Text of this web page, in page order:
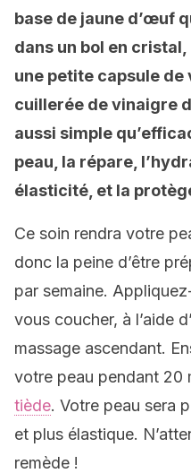
base de jaune d’œuf
dans un bol en
une petite capsule de
cuillerée de vinaigre
aussi simple
peau, la répare,
élasticité, et la
Ce soin rendra votre
donc la peine d’être
par semaine.
vous coucher, à l’aide
massage ascendant.
votre peau pendant 20
tiède. Votre peau sera
et plus élastique.
remède !